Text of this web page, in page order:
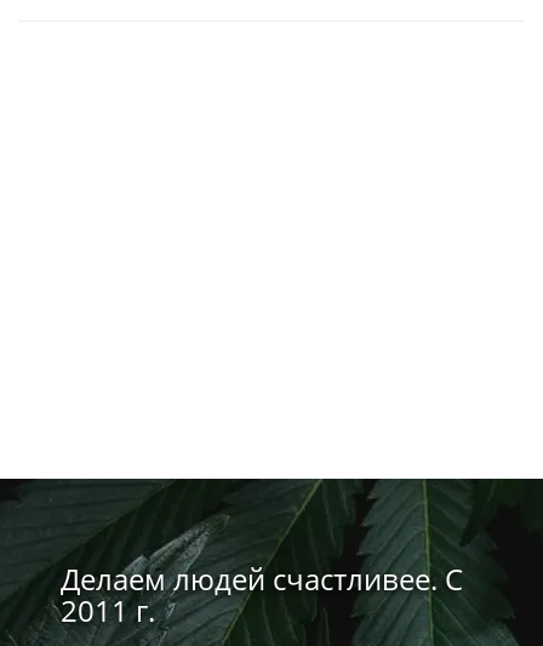
Делаем людей счастливее. С
2011 г.